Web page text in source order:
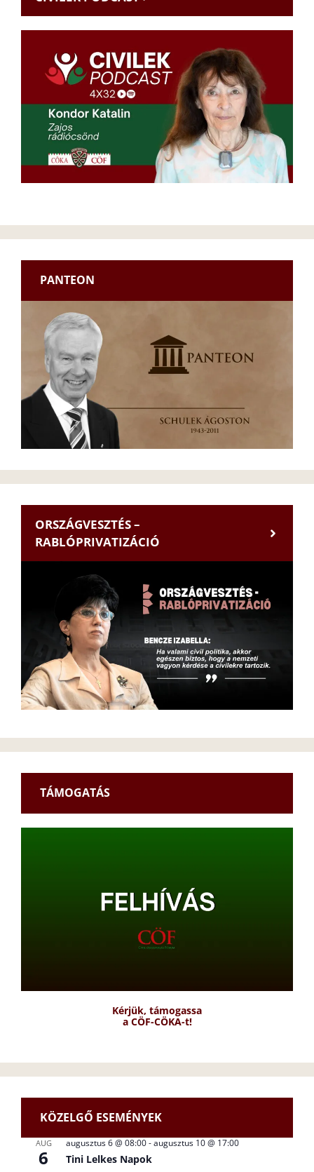
PANTEON
ORSZÁGVESZTÉS –
RABLÓPRIVATIZÁCIÓ
TÁMOGATÁS
Kérjük, támogassa
a CÖF-CÖKA-t!
KÖZELGŐ ESEMÉNYEK
AUG
6
augusztus 6 @ 08:00-augusztus 10 @ 17:00
Tini Lelkes Napok